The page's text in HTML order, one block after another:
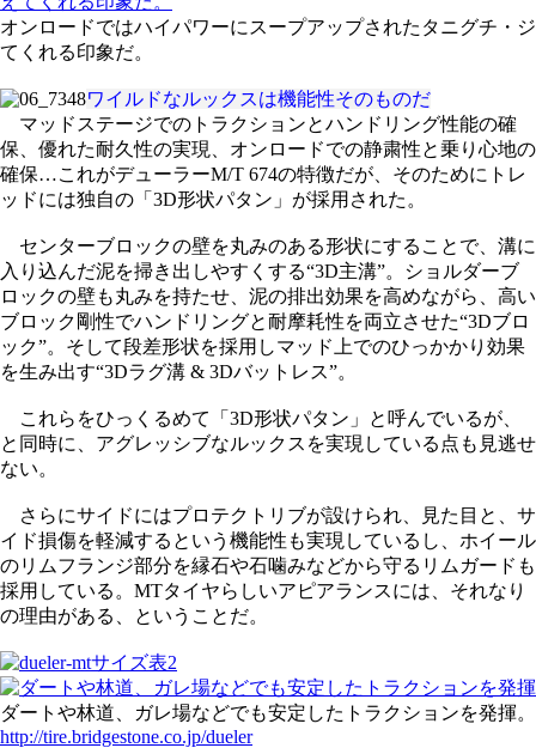
オンロードではハイパワーにスープアップされたタニグチ・
てくれる印象だ。
ワイルドなルックスは機能性そのものだ
マッドステージでのトラクションとハンドリング性能の確
保、優れた耐久性の実現、オンロードでの静粛性と乗り心地の
確保…これがデューラーM/T 674の特徴だが、そのためにトレ
ッドには独自の「3D形状パタン」が採用された。
センターブロックの壁を丸みのある形状にすることで、溝に
入り込んだ泥を掃き出しやすくする“3D主溝”。ショルダーブ
ロックの壁も丸みを持たせ、泥の排出効果を高めながら、高い
ブロック剛性でハンドリングと耐摩耗性を両立させた“3Dブロ
ック”。そして段差形状を採用しマッド上でのひっかかり効果
を生み出す“3Dラグ溝 & 3Dバットレス”。
これらをひっくるめて「3D形状パタン」と呼んでいるが、
と同時に、アグレッシブなルックスを実現している点も見逃せ
ない。
さらにサイドにはプロテクトリブが設けられ、見た目と、サ
イド損傷を軽減するという機能性も実現しているし、ホイール
のリムフランジ部分を縁石や石噛みなどから守るリムガードも
採用している。MTタイヤらしいアピアランスには、それなり
の理由がある、ということだ。
ダートや林道、ガレ場などでも安定したトラクションを発揮
http://tire.bridgestone.co.jp/dueler